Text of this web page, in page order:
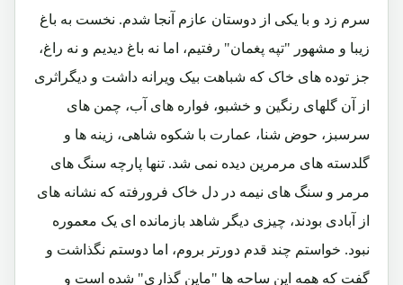
سرم زد و با یکی از دوستان عازم آنجا شدم. نخست به باغ
زیبا و مشهور "تپه پغمان" رفتیم، اما نه باغ دیدیم و نه راغ،
جز توده های خاک که شباهت بیک ویرانه داشت و دیگراثری
از آن گلهای رنگین و خشبو، فواره های آب، چمن های
سرسبز، حوض شنا، عمارت با شکوه شاهی، زینه ها و
گلدسته های مرمرین دیده نمی شد. تنها پارچه سنگ های
مرمر و سنگ های نیمه در دل خاک فرورفته که نشانه های
از آبادی بودند، چیزی دیگر شاهد بازمانده ای یک معموره
نبود. خواستم چند قدم دورتر بروم، اما دوستم نگذاشت و
گفت که همه این ساحه ها "ماین گذاری" شده است و